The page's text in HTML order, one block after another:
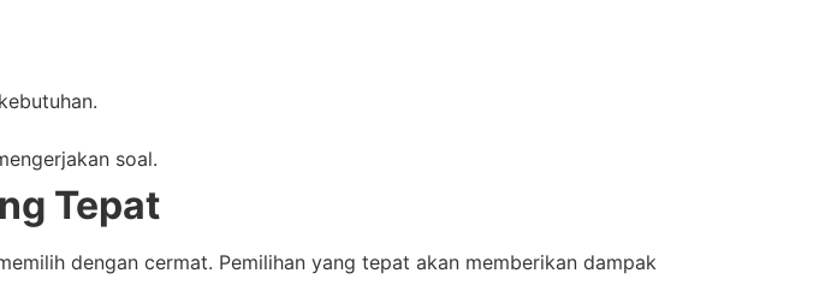
soal.
Tepat
dengan cermat. Pemilihan yang tepat akan memberikan dampak